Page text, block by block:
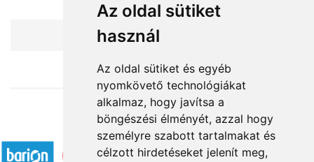
Az oldal sütiket
használ
Az oldal sütiket és egyéb
nyomkövető technológiákat
alkalmaz, hogy javítsa a
böngészési élményét, azzal hogy
személyre szabott tartalmakat és
célzott hirdetéseket jelenít meg,
Vásárlás folytatása
Elfogadott fizetési módok